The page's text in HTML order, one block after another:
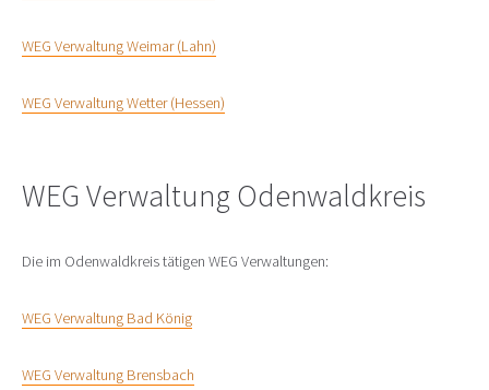
WEG Verwaltung Weimar (Lahn)
WEG Verwaltung Wetter (Hessen)
WEG Verwaltung Odenwaldkreis
Die im Odenwaldkreis tätigen WEG Verwaltungen:
WEG Verwaltung Bad König
WEG Verwaltung Brensbach